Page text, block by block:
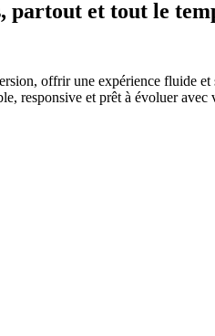
partout et tout le
offrir une expérience fluide
responsive et prêt à évoluer